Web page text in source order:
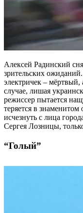
Алексей Радинский
зрительских
электричек –
случае, лишая
режиссер пытается
теряется в
исчезнуть с лица
Сергея Лозницы,
“Голый”